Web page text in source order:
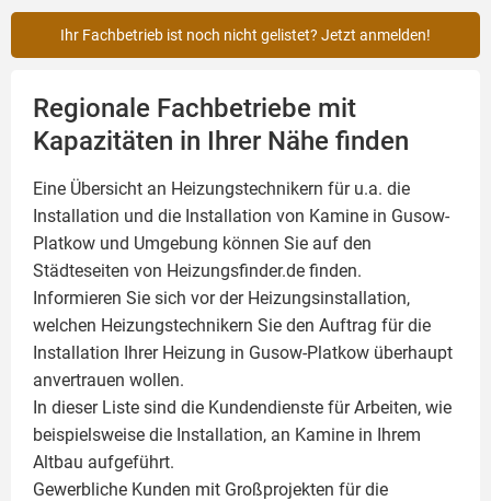
Ihr Fachbetrieb ist noch nicht gelistet? Jetzt anmelden!
Regionale Fachbetriebe mit
Kapazitäten in Ihrer Nähe finden
Eine Übersicht an Heizungstechnikern für u.a. die
Installation und die Installation von Kamine in Gusow-
Platkow und Umgebung können Sie auf den
Städteseiten von Heizungsfinder.de finden.
Informieren Sie sich vor der Heizungsinstallation,
welchen Heizungstechnikern Sie den Auftrag für die
Installation Ihrer Heizung in Gusow-Platkow überhaupt
anvertrauen wollen.
In dieser Liste sind die Kundendienste für Arbeiten, wie
beispielsweise die Installation, an Kamine in Ihrem
Altbau aufgeführt.
Gewerbliche Kunden mit Großprojekten für die